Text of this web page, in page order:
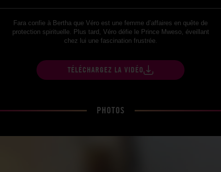
Fara confie à Bertha que Véro est une femme d’affaires en quête de
protection spirituelle. Plus tard, Véro défie le Prince Mweso, éveillant
chez lui une fascination frustrée.
TÉLÉCHARGEZ LA VIDÉO
PHOTOS